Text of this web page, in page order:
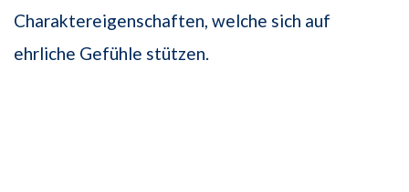
Charaktereigenschaften, welche sich auf
ehrliche Gefühle stützen.